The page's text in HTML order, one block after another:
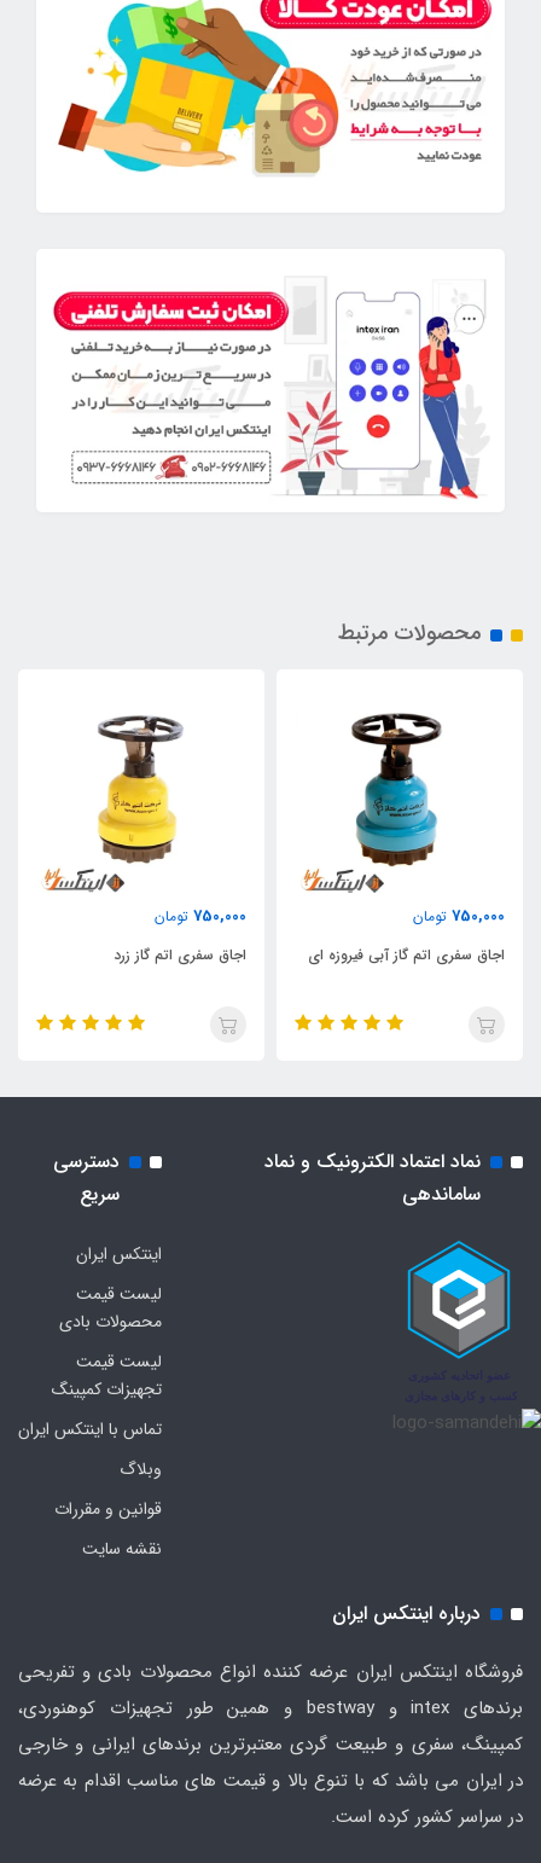
محصولات مرتبط
750,000 تومان
اجاق سفری اتم گاز آبی فیروزه ای
750,000 تومان
اجاق سفری اتم گاز زرد
نماد اعتماد الکترونیک و نماد
ساماندهی
دسترسی
سریع
اینتکس ایران
لیست قیمت
محصولات بادی
لیست قیمت
تجهیزات کمپینگ
تماس با اینتکس ایران
وبلاگ
قوانین و مقررات
نقشه سایت
درباره اینتکس ایران
فروشگاه اینتکس ایران عرضه کننده انواع محصولات بادی و تفریحی
برندهای intex و bestway و همین طور تجهیزات کوهنوردی،
کمپینگ، سفری و طبیعت گردی معتبرترین برندهای ایرانی و خارجی
در ایران می باشد که با تنوع بالا و قیمت های مناسب اقدام به عرضه
در سراسر کشور کرده است.